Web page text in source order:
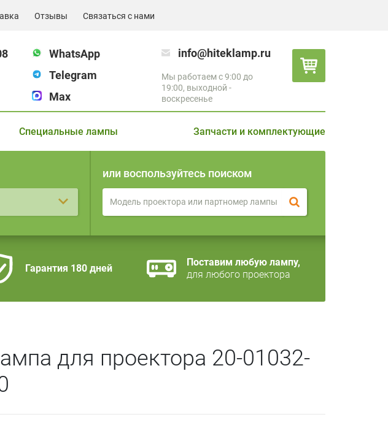
Отзывы Связаться с нами
WhatsApp
Telegram
Max
info@hiteklamp.ru
Мы работаем с 9:00 до
19:00, выходной -
воскресенье
Специальные лампы Запчасти и комплектующие
или воспользуйтесь поиском
Гарантия 180 дней
Поставим любую лампу,
для любого проектора
для проектора 20-01032-